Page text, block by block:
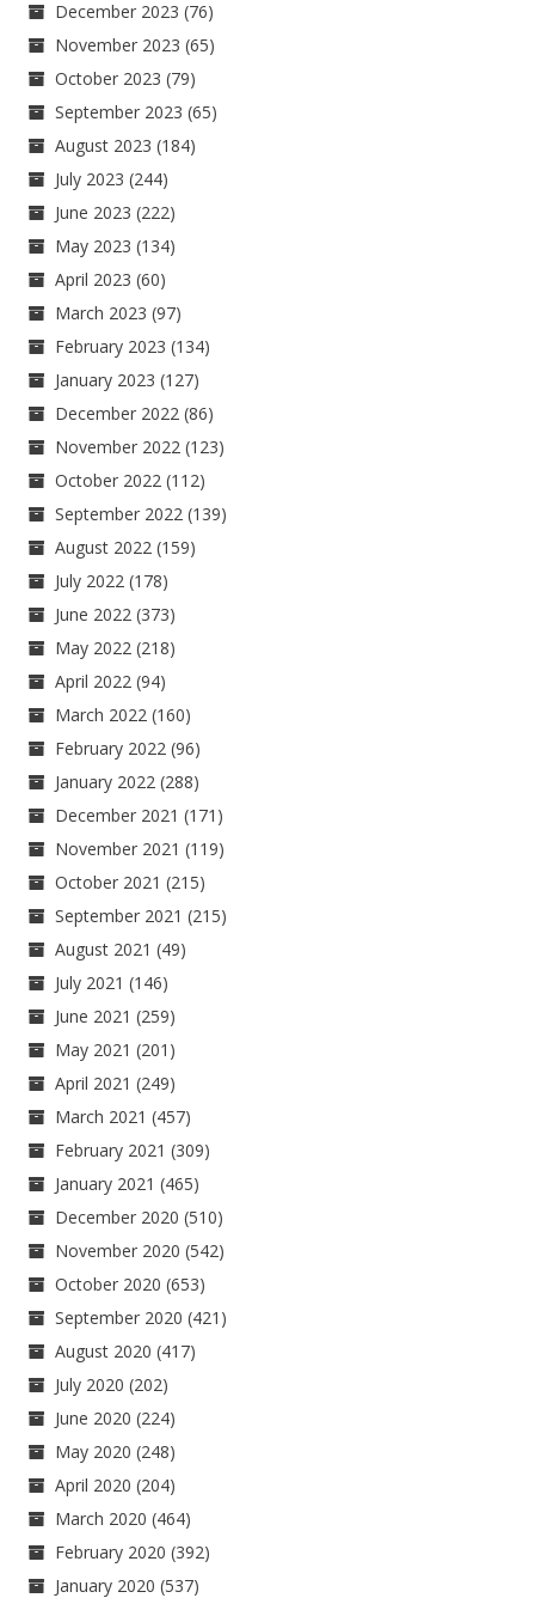
December 2023 (76)
November 2023 (65)
October 2023 (79)
September 2023 (65)
August 2023 (184)
July 2023 (244)
June 2023 (222)
May 2023 (134)
April 2023 (60)
March 2023 (97)
February 2023 (134)
January 2023 (127)
December 2022 (86)
November 2022 (123)
October 2022 (112)
September 2022 (139)
August 2022 (159)
July 2022 (178)
June 2022 (373)
May 2022 (218)
April 2022 (94)
March 2022 (160)
February 2022 (96)
January 2022 (288)
December 2021 (171)
November 2021 (119)
October 2021 (215)
September 2021 (215)
August 2021 (49)
July 2021 (146)
June 2021 (259)
May 2021 (201)
April 2021 (249)
March 2021 (457)
February 2021 (309)
January 2021 (465)
December 2020 (510)
November 2020 (542)
October 2020 (653)
September 2020 (421)
August 2020 (417)
July 2020 (202)
June 2020 (224)
May 2020 (248)
April 2020 (204)
March 2020 (464)
February 2020 (392)
January 2020 (537)